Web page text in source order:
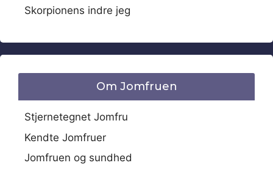
Skorpionens indre jeg
Om Jomfruen
Stjernetegnet Jomfru
Kendte Jomfruer
Jomfruen og sundhed